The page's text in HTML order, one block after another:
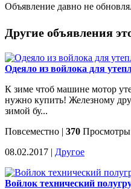
Объявление давно не
Другие объявления
Одеяло из войлока для
К зиме чтоб машине мотор
нужно купить! Железному
зимой бу...
Повсеместно | 370
08.02.2017 | Другое
Войлок технический